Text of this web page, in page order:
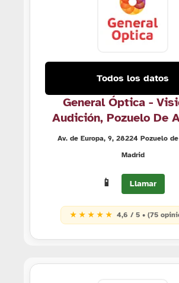
Todos los datos
General Óptica -
Audición, Pozuelo De
Av. de Europa, 9, 28224 Pozuelo
Madrid
📱 Llamar
★ ★ ★ ★ ★ 4,6 / 5 • (75